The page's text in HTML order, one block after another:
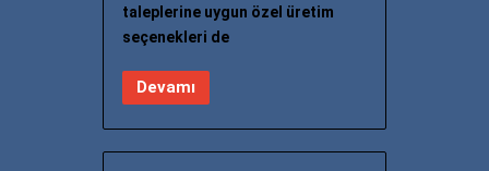
taleplerine uygun özel üretim
seçenekleri de
Devamı